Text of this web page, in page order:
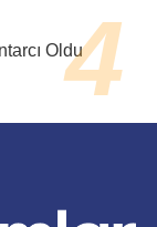
Oldu